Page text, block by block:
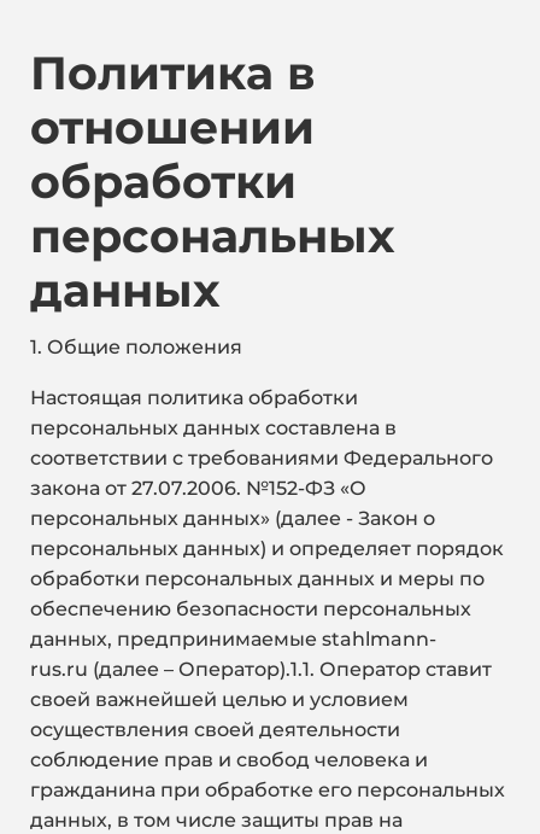
Политика в
отношении
обработки
персональных
данных
1. Общие положения
Настоящая политика обработки
персональных данных составлена в
соответствии с требованиями Федерального
закона от 27.07.2006. №152-ФЗ «О
персональных данных» (далее - Закон о
персональных данных) и определяет порядок
обработки персональных данных и меры по
обеспечению безопасности персональных
данных, предпринимаемые stahlmann-
rus.ru (далее – Оператор).1.1. Оператор ставит
своей важнейшей целью и условием
осуществления своей деятельности
соблюдение прав и свобод человека и
гражданина при обработке его персональных
данных, в том числе защиты прав на